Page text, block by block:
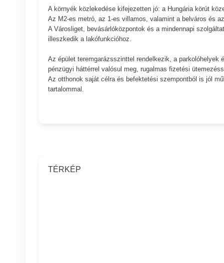
A környék közlekedése kifejezetten jó: a Hungária körút
Az M2-es metró, az 1-es villamos, valamint a belváros és
A Városliget, bevásárlóközpontok és a mindennapi
illeszkedik a lakófunkcióhoz.
Az épület teremgarázsszinttel rendelkezik, a
pénzügyi háttérrel valósul meg, rugalmas fizetési
Az otthonok saját célra és befektetési szempontból is jól
tartalommal.
TÉRKÉP